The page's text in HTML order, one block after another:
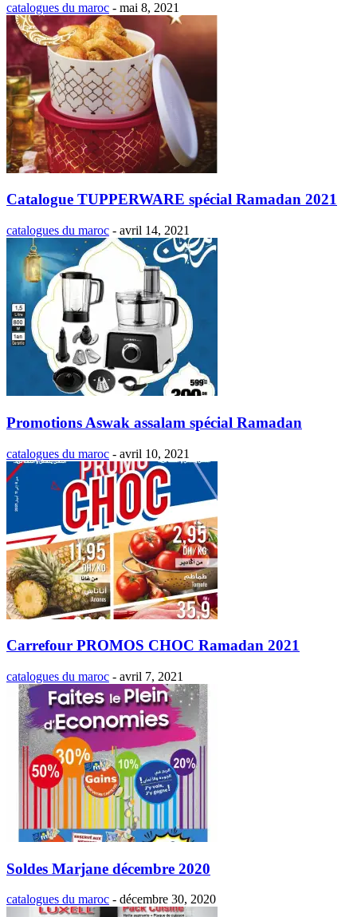
catalogues du maroc - mai 8, 2021
Catalogue TUPPERWARE spécial Ramadan 2021
catalogues du maroc - avril 14, 2021
Promotions Aswak assalam spécial Ramadan
catalogues du maroc - avril 10, 2021
Carrefour PROMOS CHOC Ramadan 2021
catalogues du maroc - avril 7, 2021
Soldes Marjane décembre 2020
catalogues du maroc - décembre 30, 2020